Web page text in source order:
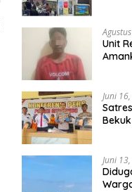
Unit
Juni
Juni